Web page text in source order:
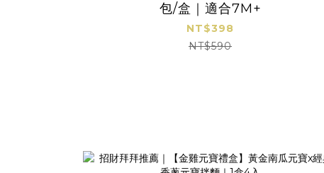
包/盒｜適合7M+
NT$398
NT$590